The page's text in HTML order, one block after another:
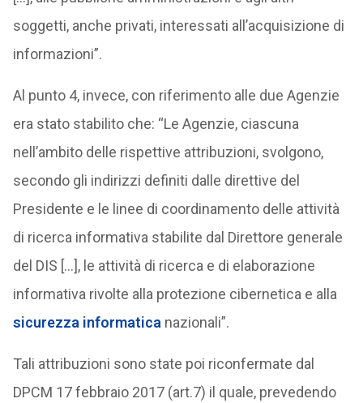
soggetti, anche privati, interessati all’acquisizione di
informazioni”.
Al punto 4, invece, con riferimento alle due Agenzie
era stato stabilito che: “Le Agenzie, ciascuna
nell’ambito delle rispettive attribuzioni, svolgono,
secondo gli indirizzi definiti dalle direttive del
Presidente e le linee di coordinamento delle attività
di ricerca informativa stabilite dal Direttore generale
del DIS […], le attività di ricerca e di elaborazione
informativa rivolte alla protezione cibernetica e alla
sicurezza informatica nazionali”.
Tali attribuzioni sono state poi riconfermate dal
DPCM 17 febbraio 2017 (art.7) il quale, prevedendo